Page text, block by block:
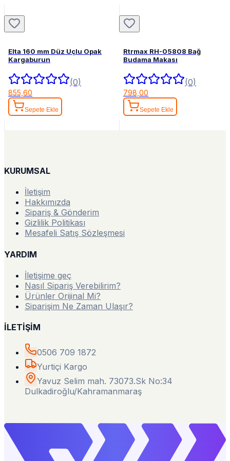
Elta 160 mm Düz Uçlu Opak
Kargaburun
(0)
855,60
Sepete Ekle
Rtrmax RH-05808 Bağ
Budama Makası
(0)
798,00
Sepete Ekle
KURUMSAL
İletişim
Hakkımızda
Sipariş & Gönderim
Gizlilik Politikası
Mesafeli Satış Sözleşmesi
YARDIM
İletişime geç
Nasıl Sipariş Verebilirim?
Ürünler Orijinal Mi?
Siparişim Ne Zaman Ulaşır?
İLETİŞİM
0506 709 1872
Yurtiçi Kargo
Yavuz Selim mah. 73073.Sk No:34
Dulkadiroğlu/Kahramanmaraş